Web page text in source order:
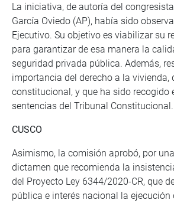
La iniciativa, de autoría del
García Oviedo (AP), había sido
Ejecutivo. Su objetivo es viabilizar su
para garantizar de esa manera la
seguridad privada pública. Además,
importancia del derecho a la vivienda,
constitucional, y que ha sido recogido
sentencias del Tribunal Constitucional.
CUSCO
Asimismo, la comisión aprobó, por
dictamen que recomienda la
del Proyecto Ley 6344/2020-CR, que
pública e interés nacional la ejecución